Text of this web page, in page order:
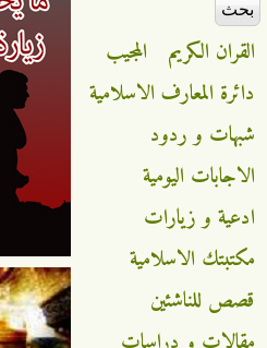
القران الكريم
المجيب
دائرة المعارف الاسلامية
شبهات و ردود
الاجابات اليومية
ادعية و زيارات
مكتبتك الاسلامية
قصص للناشئين